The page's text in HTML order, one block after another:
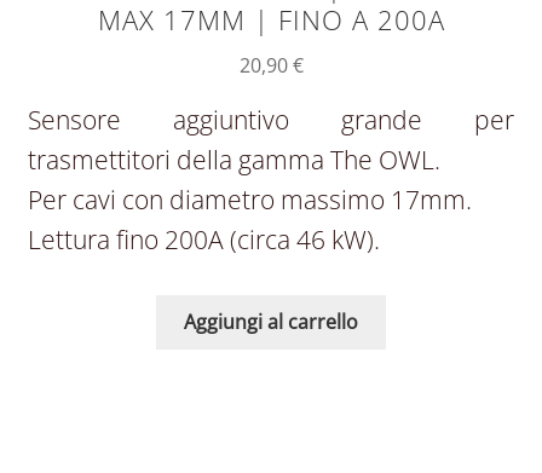
MAX 17MM | FINO A 200A
20,90€
Sensore aggiuntivo grande per
trasmettitori della gamma The OWL.
Per cavi con diametro massimo 17mm.
Lettura fino 200A (circa 46 kW).
Aggiungi al carrello